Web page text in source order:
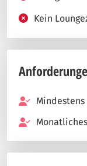
Kein
Mindestens